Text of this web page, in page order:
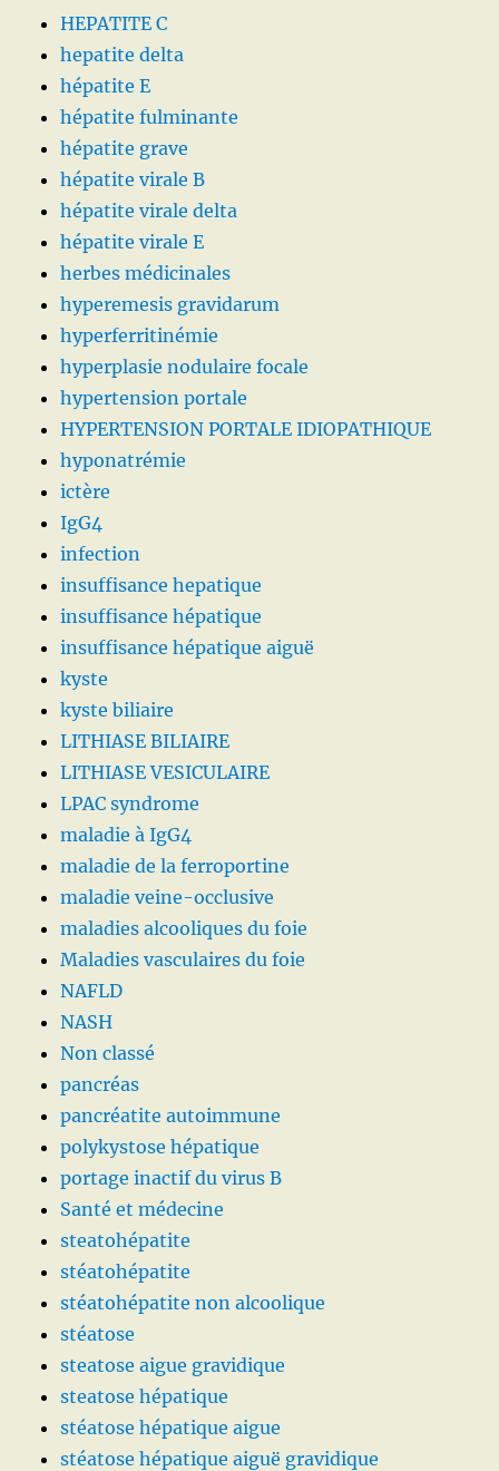
HEPATITE C
hepatite delta
hépatite E
hépatite fulminante
hépatite grave
hépatite virale B
hépatite virale delta
hépatite virale E
herbes médicinales
hyperemesis gravidarum
hyperferritinémie
hyperplasie nodulaire focale
hypertension portale
HYPERTENSION PORTALE IDIOPATHIQUE
hyponatrémie
ictère
IgG4
infection
insuffisance hepatique
insuffisance hépatique
insuffisance hépatique aiguë
kyste
kyste biliaire
LITHIASE BILIAIRE
LITHIASE VESICULAIRE
LPAC syndrome
maladie à IgG4
maladie de la ferroportine
maladie veine-occlusive
maladies alcooliques du foie
Maladies vasculaires du foie
NAFLD
NASH
Non classé
pancréas
pancréatite autoimmune
polykystose hépatique
portage inactif du virus B
Santé et médecine
steatohépatite
stéatohépatite
stéatohépatite non alcoolique
stéatose
steatose aigue gravidique
steatose hépatique
stéatose hépatique aigue
stéatose hépatique aiguë gravidique